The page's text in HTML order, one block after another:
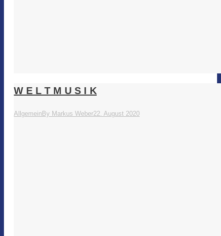
W E L T M U S I K
AllgemeinBy Markus Weber22. August 2020